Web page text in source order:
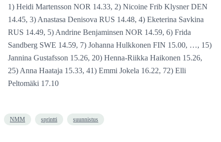
1) Heidi Martensson NOR 14.33, 2) Nicoine Frib Klysner DEN
14.45, 3) Anastasa Denisova RUS 14.48, 4) Eketerina Savkina
RUS 14.49, 5) Andrine Benjaminsen NOR 14.59, 6) Frida
Sandberg SWE 14.59, 7) Johanna Hulkkonen FIN 15.00, …, 15)
Jannina Gustafsson 15.26, 20) Henna-Riikka Haikonen 15.26,
25) Anna Haataja 15.33, 41) Emmi Jokela 16.22, 72) Elli
Peltomäki 17.10
NMM sprintti suunnistus